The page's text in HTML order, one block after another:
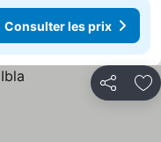
Consulter les prix
Partager